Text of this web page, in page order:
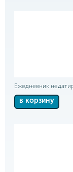
Ежедневник
в корзину